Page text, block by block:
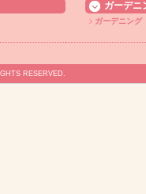
ガーデニ
ガーデニング
RESERVED.